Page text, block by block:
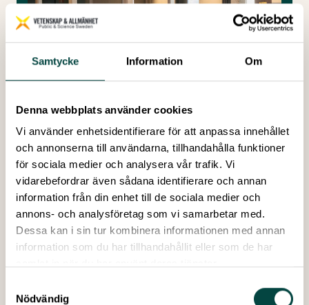
Samtycke Information Om
Denna webbplats använder cookies
Vi använder enhetsidentifierare för att anpassa innehållet
och annonserna till användarna, tillhandahålla funktioner
för sociala medier och analysera vår trafik. Vi
vidarebefordrar även sådana identifierare och annan
information från din enhet till de sociala medier och
annons- och analysföretag som vi samarbetar med.
Dessa kan i sin tur kombinera informationen med annan
information som du har tillhandahållit eller som de har
Nödvändig
ÅRSMÖTE
Vetenskap & Allmänhet har ett årligt
föreningsmöte i anslutning till Folk och
Forskning. Här hittar du alla
Läs mer